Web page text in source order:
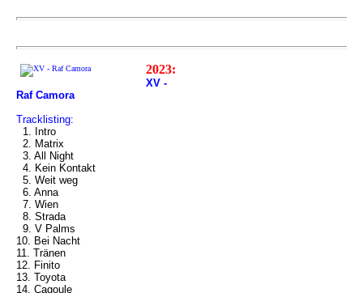
2023:
XV -
Raf Camora
Tracklisting:
1. Intro
2. Matrix
3. All Night
4. Kein Kontakt
5. Weit weg
6. Anna
7. Wien
8. Strada
9. V Palms
10. Bei Nacht
11. Tränen
12. Finito
13. Toyota
14. Cagoule